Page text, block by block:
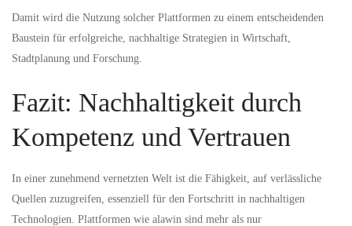
Damit wird die Nutzung solcher Plattformen zu einem entscheidenden
Baustein für erfolgreiche, nachhaltige Strategien in Wirtschaft,
Stadtplanung und Forschung.
Fazit: Nachhaltigkeit durch
Kompetenz und Vertrauen
In einer zunehmend vernetzten Welt ist die Fähigkeit, auf verlässliche
Quellen zuzugreifen, essenziell für den Fortschritt in nachhaltigen
Technologien. Plattformen wie alawin sind mehr als nur